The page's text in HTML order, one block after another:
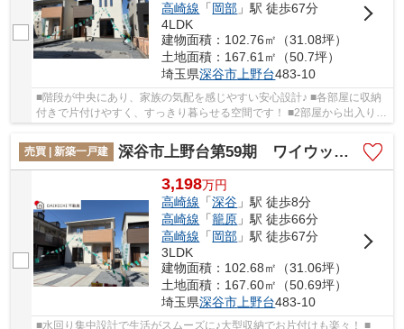
高崎線 「岡部 」駅 徒歩67分
4LDK
建物面積：102.76㎡（31.08坪）
土地面積：167.61㎡（50.7坪）
埼玉県深谷市上野台483-10
■階段が中央にあり、家族の気配を感じやすい安心設計♪ ■各部屋に収納
付きで片付けやすく、すっきり暮らせる空間です！ ■2部屋から出入り可
売買 | 新築一戸建
深谷市上野台第59期 ワイウッドコート 新築戸建 全3区画 1号棟
3,198万円
高崎線 「深谷 」駅 徒歩8分
高崎線 「籠原 」駅 徒歩66分
高崎線 「岡部 」駅 徒歩67分
3LDK
建物面積：102.68㎡（31.06坪）
土地面積：167.60㎡（50.69坪）
埼玉県深谷市上野台483-10
■水回り集中設計で生活がスムーズに♪大型収納でお片付けも楽々！ ■